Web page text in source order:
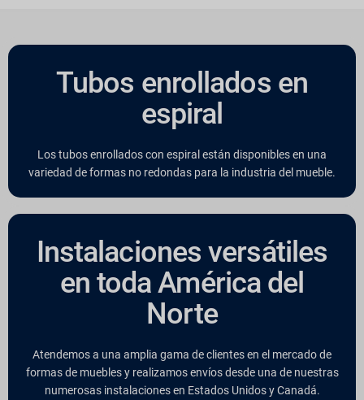
Tubos enrollados en
espiral
Los tubos enrollados con espiral están disponibles en una
variedad de formas no redondas para la industria del mueble.
Instalaciones versátiles
en toda América del
Norte
Atendemos a una amplia gama de clientes en el mercado de
formas de muebles y realizamos envíos desde una de nuestras
numerosas instalaciones en Estados Unidos y Canadá.